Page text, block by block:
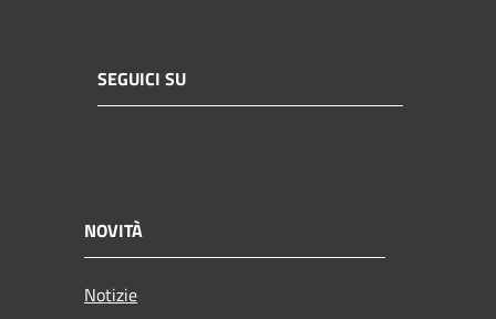
SEGUICI SU
NOVITÀ
Notizie